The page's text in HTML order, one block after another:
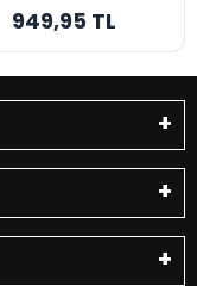
- Orijinal
Kapasite
949,95 TL